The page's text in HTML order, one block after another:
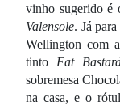
vinho sugerido é
Valensole. Já
Wellington com
tinto Fat
sobremesa
na casa, e o